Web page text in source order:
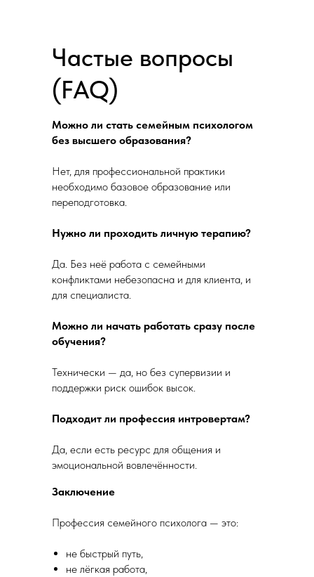
Частые вопросы
(FAQ)
Можно ли стать семейным психологом
без высшего образования?
Нет, для профессиональной практики
необходимо базовое образование или
переподготовка.
Нужно ли проходить личную терапию?
Да. Без неё работа с семейными
конфликтами небезопасна и для клиента, и
для специалиста.
Можно ли начать работать сразу после
обучения?
Технически — да, но без супервизии и
поддержки риск ошибок высок.
Подходит ли профессия интровертам?
Да, если есть ресурс для общения и
эмоциональной вовлечённости.
Заключение
Профессия семейного психолога — это:
не быстрый путь,
не лёгкая работа,